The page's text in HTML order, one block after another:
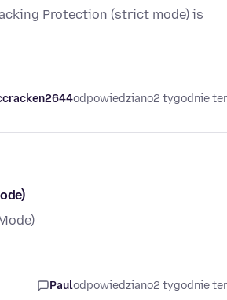
Protection (strict mode) is
odpowiedziano2 tygodnie
Paulodpowiedziano2 tygodnie